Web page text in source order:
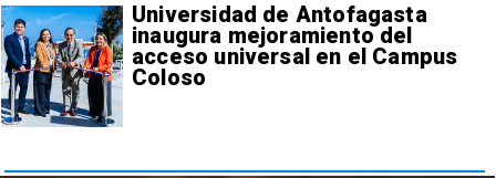
Universidad de Antofagasta
inaugura mejoramiento del
acceso universal en el Campus
Coloso